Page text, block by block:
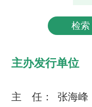
主办发行单位
主 任：
张海峰